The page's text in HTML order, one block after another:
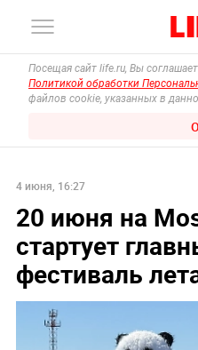
Посещая сайт life.ru, Вы
Политикой обработки
файлов cookie, указанных в
4 июня, 16:27
20 июня на
стартует
фестиваль